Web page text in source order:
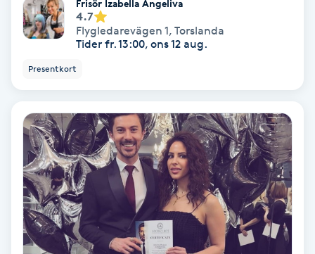
Koppningsmassage
Kosmetisk tatuering
Kroppsinpackning
Kroppspeeling
Käkledsbehandling
Frisör Izabella Angeliva
4.7
Flygledarevägen 1, Torslanda
Tider fr. 13:00, ons 12 aug.
Presentkort